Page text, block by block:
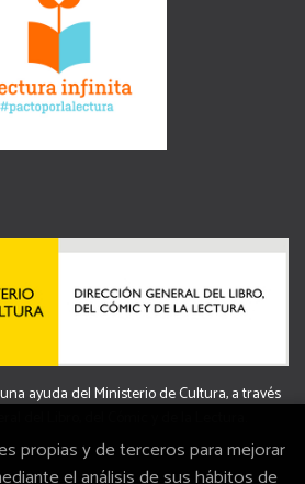
ayuda del Ministerio de Cultura, a través
propias y de terceros para mejorar
el análisis de sus hábitos de